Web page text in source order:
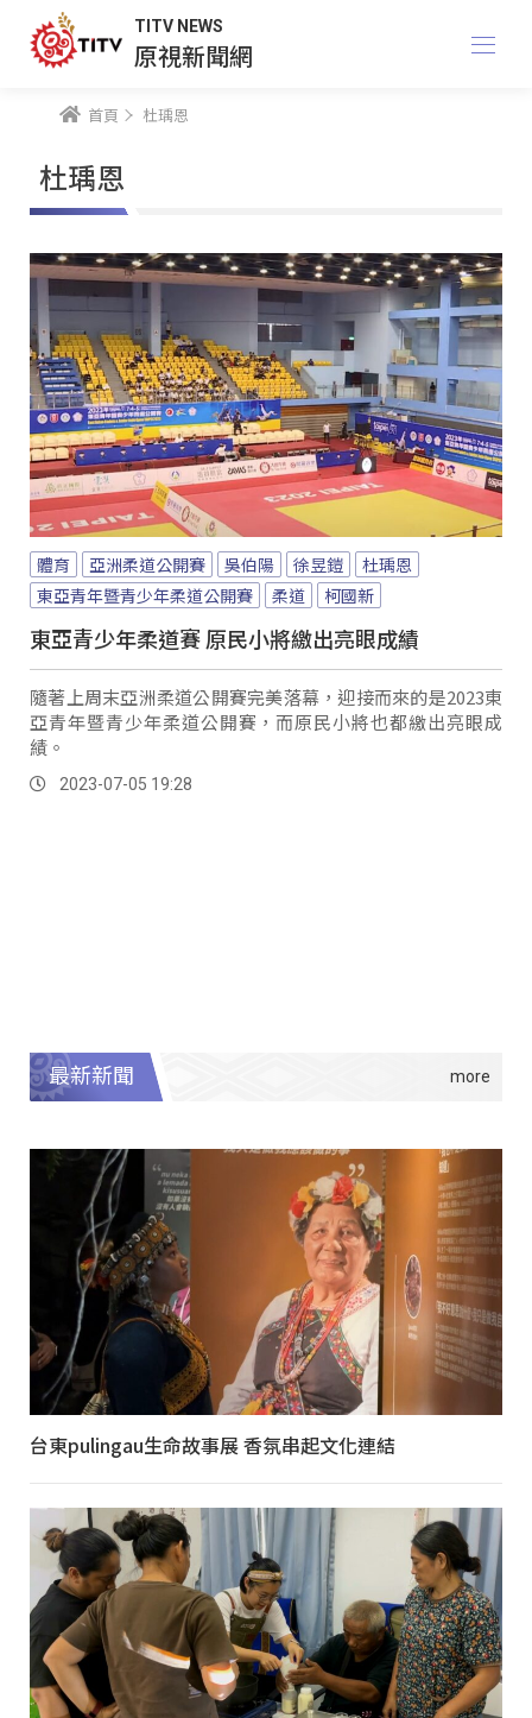
TITV NEWS
原視新聞網
首頁 杜瑀恩
杜瑀恩
體育 亞洲柔道公開賽 吳伯陽 徐昱鎧
杜瑀恩
東亞青年暨青少年柔道公開賽
柔道 柯國新
東亞青少年柔道賽 原民小將繳出亮眼成績
隨著上周末亞洲柔道公開賽完美落幕，迎接而來的是2023東
亞青年暨青少年柔道公開賽，而原民小將也都繳出亮眼成
績。
2023-07-05 19:28
最新新聞
台東pulingau生命故事展 香氛串起文化連結